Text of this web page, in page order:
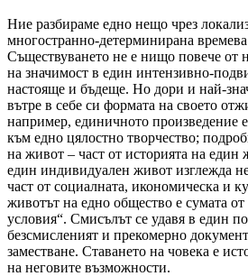
Ние разбираме едно нещо чрез
многостранно-детерминирана
Съществуването не е нищо повече от
на значимост в един интензивно-
настояще и бъдеще. Но дори и най-
вътре в себе си формата на своето
например, единичното произведение
към едно цялостно творчество;
на живот – част от историята на един
един индивидуален живот изглежда
част от социалната, икономическа и
животът на едно общество е сумата
условия“. Смисълът се удавя в един
безсмисленият и прекомерно
заместване. Ставането на човека е
на неговите възможности.